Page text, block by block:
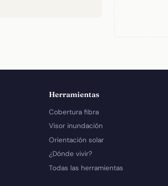
Herramientas
Cobertura fibra
Visor inundación
Orientación solar
¿Dónde vivir?
Todas las herramientas